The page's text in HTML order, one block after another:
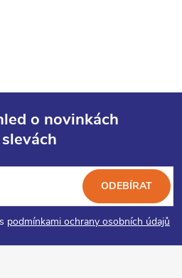
o novinkách
podmínkami ochrany osobních údajů
ODEBÍRAT